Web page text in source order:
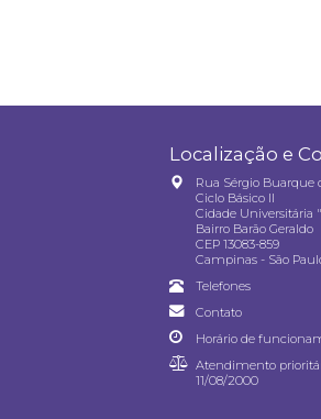
Localização e
Rua Sérgio Buarque
Ciclo Básico II
Cidade Universitária
Bairro Barão Geraldo
CEP 13083-859
Campinas - São
Telefones
Contato
Horário de
Atendimento
11/08/2000